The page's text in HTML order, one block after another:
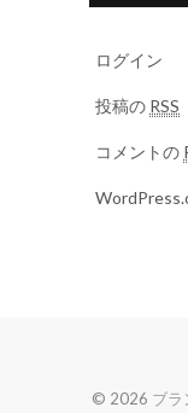
ログイン
投稿の RSS
コメントの
© 2026 ブラ